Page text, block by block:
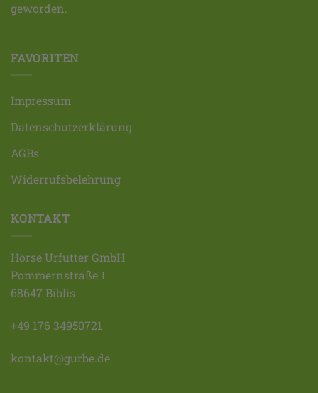
geworden.
FAVORITEN
Impressum
Datenschutzerklärung
AGBs
Widerrufsbelehrung
KONTAKT
Horse Urfutter GmbH
Pommernstraße 1
68647 Biblis
+49 176 34950721
kontakt@gurbe.de